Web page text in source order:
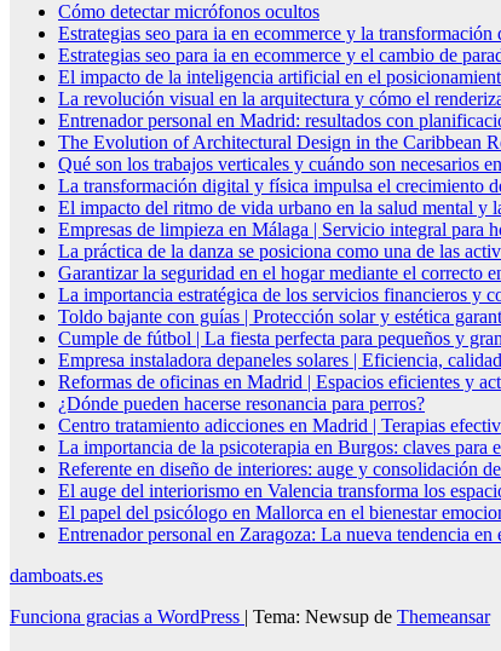
Cómo detectar micrófonos ocultos
Estrategias seo para ia en ecommerce y la
Estrategias seo para ia en ecommerce y el cambio de
El impacto de la inteligencia artificial en el
La revolución visual en la arquitectura y cómo el
Entrenador personal en Madrid: resultados con
The Evolution of Architectural Design in the Caribbean
Qué son los trabajos verticales y cuándo son necesarios
La transformación digital y física impulsa el crecimiento
El impacto del ritmo de vida urbano en la salud mental y
Empresas de limpieza en Málaga | Servicio integral para
La práctica de la danza se posiciona como una de las
Garantizar la seguridad en el hogar mediante el correcto
La importancia estratégica de los servicios financieros y
Toldo bajante con guías | Protección solar y estética
Cumple de fútbol | La fiesta perfecta para pequeños y
Empresa instaladora depaneles solares | Eficiencia,
Reformas de oficinas en Madrid | Espacios eficientes y
¿Dónde pueden hacerse resonancia para perros?
Centro tratamiento adicciones en Madrid | Terapias
La importancia de la psicoterapia en Burgos: claves para
Referente en diseño de interiores: auge y consolidación
El auge del interiorismo en Valencia transforma los
El papel del psicólogo en Mallorca en el bienestar
Entrenador personal en Zaragoza: La nueva tendencia
damboats.es
Funciona gracias a WordPress | Tema: Newsup de Themeansar